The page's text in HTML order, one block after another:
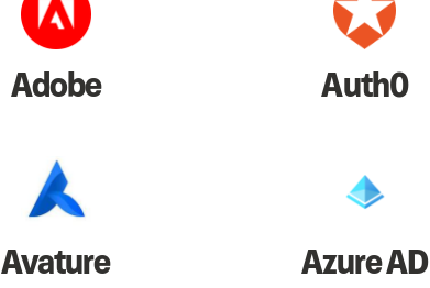
Adobe Auth0
Avature Azure AD